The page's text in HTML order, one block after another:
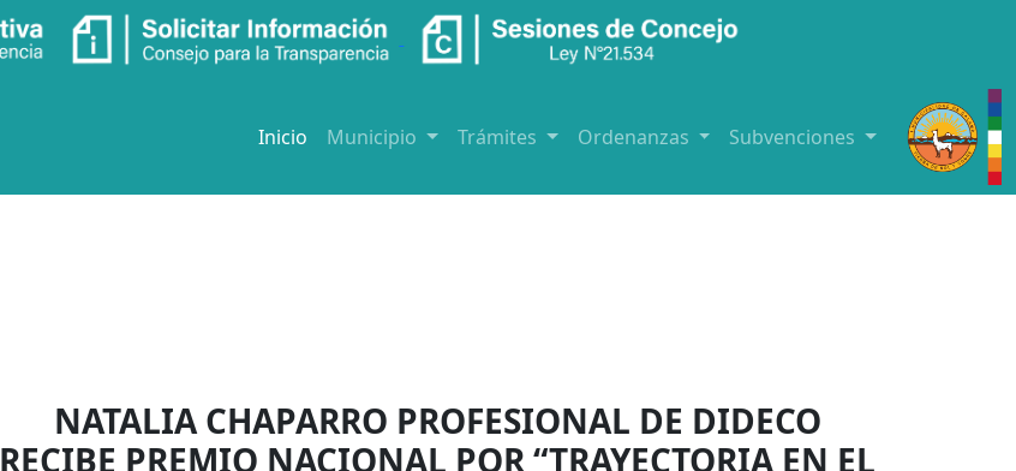
Inicio Municipio Trámites Ordenanzas Subvenciones
NATALIA CHAPARRO PROFESIONAL DE DIDECO
RECIBE PREMIO NACIONAL POR “TRAYECTORIA EN EL